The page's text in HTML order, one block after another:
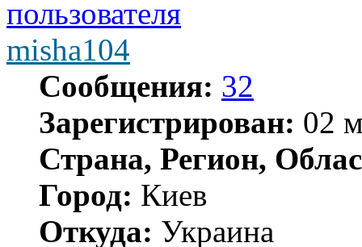
misha104
Сообщения: 32
Зарегистрирован: 02
Страна, Регион,
Город: Киев
Откуда: Украина